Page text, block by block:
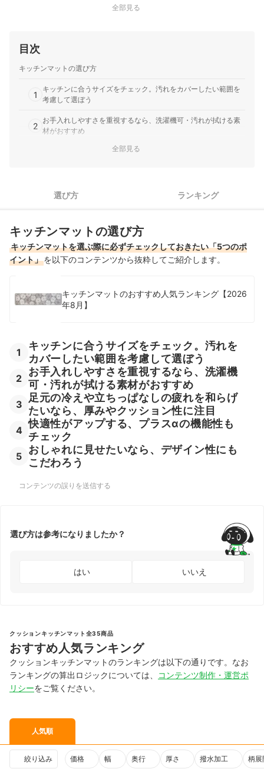
全部見る
目次
キッチンマットの選び方
1
キッチンに合うサイズをチェック。汚れをカバーしたい範囲を
考慮して選ぼう
2
お手入れしやすさを重視するなら、洗濯機可・汚れが拭ける素
材がおすすめ
足元の冷えや立ちっぱなしの疲れを和らげたいなら、厚みやク
5 おしゃれに見せたいなら、デザイン性にもこだわろう
クッションキッチンマット全35商品おすすめ人気ランキング
クッションキッチンマットの売れ筋ランキングもチェック！
全部見る
選び方 ランキング
キッチンマットの選び方
キッチンマットを選ぶ際に必ずチェックしておきたい「5つのポ
イント」を以下のコンテンツから抜粋してご紹介します。
キッチンマットのおすすめ人気ランキング【2026
年8月】
1
キッチンに合うサイズをチェック。汚れを
カバーしたい範囲を考慮して選ぼう
2
お手入れしやすさを重視するなら、洗濯機
可・汚れが拭ける素材がおすすめ
3
足元の冷えや立ちっぱなしの疲れを和らげ
たいなら、厚みやクッション性に注目
4
快適性がアップする、プラスαの機能性も
チェック
5
おしゃれに見せたいなら、デザイン性にも
こだわろう
コンテンツの誤りを送信する
選び方は参考になりましたか？
はい いいえ
クッションキッチンマット全35商品
おすすめ人気ランキング
クッションキッチンマットのランキングは以下の通りです。なお
ランキングの算出ロジックについては、
コンテンツ制作・運営ポ
リシーをご覧ください。
人気順
絞り込み 価格 幅 奥行 厚さ 撥水加工 柄展